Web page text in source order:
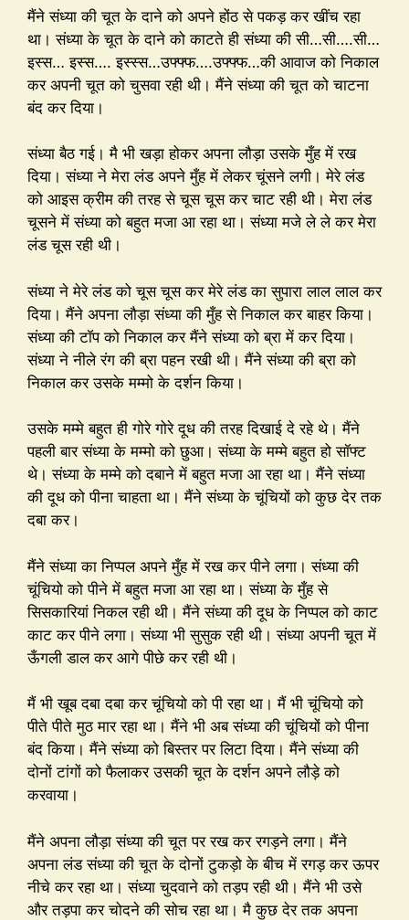
मैंने संध्या की चूत के दाने को अपने होंठ से पकड़ कर खींच रहा
था। संध्या के चूत के दाने को काटते ही संध्या की सी…सी….सी…
इस्स… इस्स…. इस्स्स…उफ्फ्फ….उफ्फ्फ…की आवाज को निकाल
कर अपनी चूत को चुसवा रही थी। मैंने संध्या की चूत को चाटना
बंद कर दिया।
संध्या बैठ गई। मै भी खड़ा होकर अपना लौड़ा उसके मुँह में रख
दिया। संध्या ने मेरा लंड अपने मुँह में लेकर चूंसने लगी। मेरे लंड
को आइस क्रीम की तरह से चूस चूस कर चाट रही थी। मेरा लंड
चूसने में संध्या को बहुत मजा आ रहा था। संध्या मजे ले ले कर मेरा
लंड चूस रही थी।
संध्या ने मेरे लंड को चूस चूस कर मेरे लंड का सुपारा लाल लाल कर
दिया। मैंने अपना लौड़ा संध्या की मुँह से निकाल कर बाहर किया।
संध्या की टॉप को निकाल कर मैंने संध्या को ब्रा में कर दिया।
संध्या ने नीले रंग की ब्रा पहन रखी थी। मैंने संध्या की ब्रा को
निकाल कर उसके मम्मो के दर्शन किया।
उसके मम्मे बहुत ही गोरे गोरे दूध की तरह दिखाई दे रहे थे। मैंने
पहली बार संध्या के मम्मो को छुआ। संध्या के मम्मे बहुत हो सॉफ्ट
थे। संध्या के मम्मे को दबाने में बहुत मजा आ रहा था। मैंने संध्या
की दूध को पीना चाहता था। मैंने संध्या के चूंचियों को कुछ देर तक
दबा कर।
मैंने संध्या का निप्पल अपने मुँह में रख कर पीने लगा। संध्या की
चूंचियो को पीने में बहुत मजा आ रहा था। संध्या के मुँह से
सिसकारियां निकल रही थी। मैंने संध्या की दूध के निप्पल को काट
काट कर पीने लगा। संध्या भी सुसुक रही थी। संध्या अपनी चूत में
ऊँगली डाल कर आगे पीछे कर रही थी।
मैं भी खूब दबा दबा कर चूंचियो को पी रहा था। मैं भी चूंचियो को
पीते पीते मुठ मार रहा था। मैंने भी अब संध्या की चूंचियों को पीना
बंद किया। मैंने संध्या को बिस्तर पर लिटा दिया। मैंने संध्या की
दोनों टांगों को फैलाकर उसकी चूत के दर्शन अपने लौड़े को
करवाया।
मैंने अपना लौड़ा संध्या की चूत पर रख कर रगड़ने लगा। मैंने
अपना लंड संध्या की चूत के दोनों टुकड़ो के बीच में रगड़ कर ऊपर
नीचे कर रहा था। संध्या चुदवाने को तड़प रही थी। मैंने भी उसे
और तड़पा कर चोदने की सोच रहा था। मै कुछ देर तक अपना